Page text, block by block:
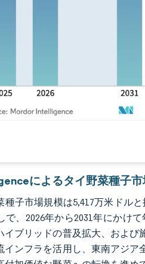
画像 © Mordor
によるタイ野菜種子
種子市場規模は5,417万米ドル
で、2026年から2031年にかけ
イブリッドの普及拡大、およ
インフラを活用し、東南アジ